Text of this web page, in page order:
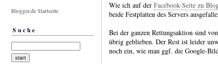
Blogger.de Startseite
Suche
Wie ich auf der Facebook-Seite zu
beide Festplatten des Servers
Bei der ganzen Rettungsaktion sind
übrig geblieben. Der Rest ist leider
noch ein, wie man ggf. die Google-